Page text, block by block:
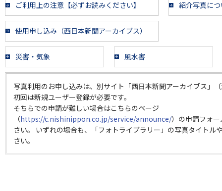
ご利用上の注意【必ずお読みください】 紹介写真に
使用申し込み（西日本新聞アーカイブス）
災害・気象 風水害
写真利用のお申し込みは、別サイト「西日本新聞アーカイブス」
初回は新規ユーザー登録が必要です。
そちらでの申請が難しい場合はこちらのページ
（https://c.nishinippon.co.jp/service/announce/）の申請フォ
さい。 いずれの場合も、「フォトライブラリー」の写真タイトル
さい。